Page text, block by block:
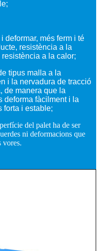
deformar, més ferm i té
resistència a la
a la calor;
tipus malla a la
i la nervadura de tracció
de manera que la
deforma fàcilment i la
forta i estable;
del palet ha de ser
ni deformacions que
vores.